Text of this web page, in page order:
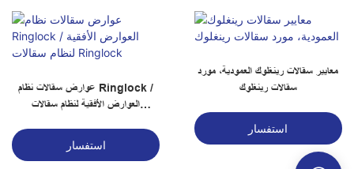
عوارض سقالات نظام Ringlock /
العوارض الأفقية لنظام سقالات
استفسار
معايير سقالات رينغلوك العمودية، مورد
سقالات رينغلوك
استفسار